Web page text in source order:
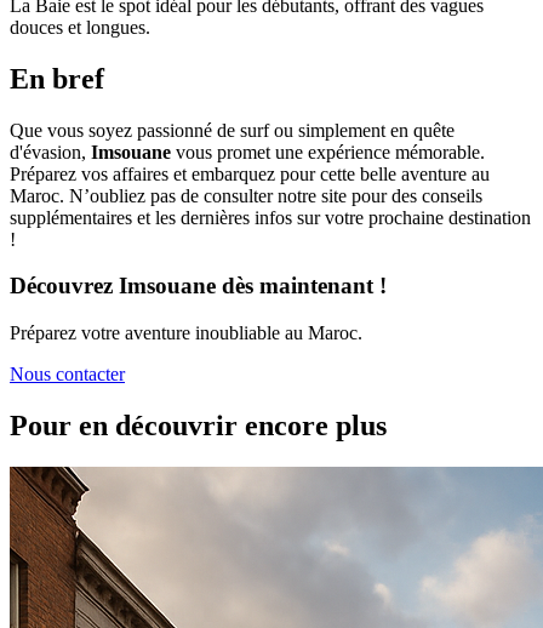
La Baie est le spot idéal pour les débutants, offrant des vagues
douces et longues.
En bref
Que vous soyez passionné de surf ou simplement en quête
d'évasion, Imsouane vous promet une expérience mémorable.
Préparez vos affaires et embarquez pour cette belle aventure au
Maroc. N’oubliez pas de consulter notre site pour des conseils
supplémentaires et les dernières infos sur votre prochaine destination
!
Découvrez Imsouane dès maintenant !
Préparez votre aventure inoubliable au Maroc.
Nous contacter
Pour en découvrir encore plus